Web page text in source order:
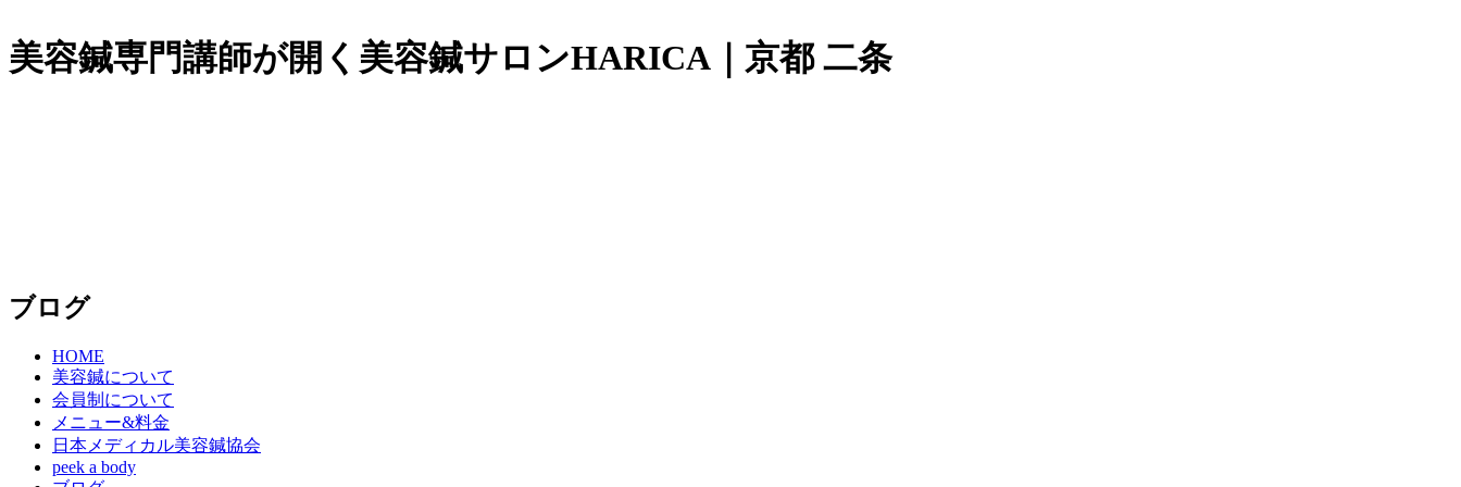
美容鍼専門講師が開く美容鍼サロンHARICA｜京都 二条
ブログ
HOME
美容鍼について
会員制について
メニュー&料金
日本メディカル美容鍼協会
peek a body